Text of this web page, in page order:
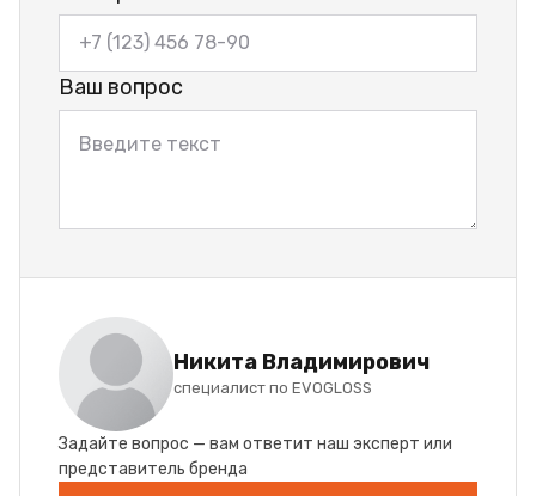
Ваш вопрос
Никита Владимирович
специалист по EVOGLOSS
Задайте вопрос — вам ответит наш эксперт или
представитель бренда